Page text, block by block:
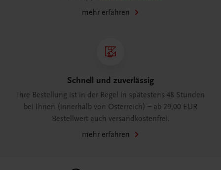
mehr erfahren
Schnell und zuverlässig
Ihre Bestellung ist in der Regel in spätestens 48 Stunden
bei Ihnen (innerhalb von Österreich) – ab 29,00 EUR
Bestellwert auch versandkostenfrei.
mehr erfahren